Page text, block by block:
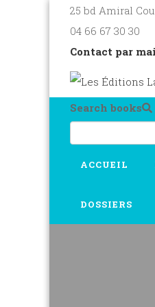
25 bd Amiral
04 66 67 30 30
Contact par
Search books
ACCUEIL
DOSSIERS